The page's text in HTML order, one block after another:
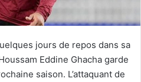
jours de repos dans sa
Eddine Ghacha garde
saison. L’attaquant de